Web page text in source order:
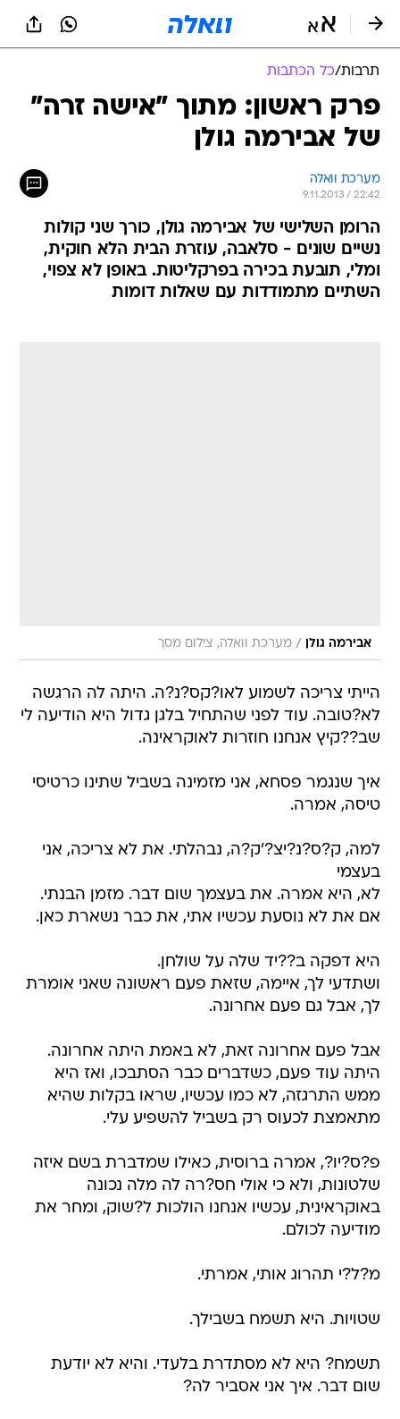
תרבות/כל הכתבות
פרק ראשון: מתוך "אישה זרה"
של אבירמה גולן
מערכת וואלה
9.11.2013 / 22:42
הרומן השלישי של אבירמה גולן, כורך שני קולות
נשיים שונים - סלאבה, עוזרת הבית הלא חוקית,
ומלי, תובעת בכירה בפרקליטות. באופן לא צפוי,
השתיים מתמודדות עם שאלות דומות
אבירמה גולן / מערכת וואלה, צילום מסך
הייתי צריכה לשמוע לאו?קס?נ?ה. היתה לה הרגשה
לא?טובה. עוד לפני שהתחיל בלגן גדול היא הודיעה לי
שב??קיץ אנחנו חוזרות לאוקראינה.
איך שנגמר פסחא, אני מזמינה בשביל שתינו כרטיסי
טיסה, אמרה.
למה, ק?ס?נ?יצ?'ק?ה, נבהלתי. את לא צריכה, אני
בעצמי 
לא, היא אמרה. את בעצמך שום דבר. מזמן הבנתי.
אם את לא נוסעת עכשיו אתי, את כבר נשארת כאן.
היא דפקה ב??יד שלה על שולחן.
ושתדעי לך, איימה, שזאת פעם ראשונה שאני אומרת
לך, אבל גם פעם אחרונה.
אבל פעם אחרונה זאת, לא באמת היתה אחרונה.
היתה עוד פעם, כשדברים כבר הסתבכו, ואז היא
ממש התרגזה, לא כמו עכשיו, שראו בקלות שהיא
מתאמצת לכעוס רק בשביל להשפיע עלי.
פ?ס?יו?, אמרה ברוסית, כאילו שמדברת בשם איזה
שלטונות, ולא כי אולי חס?רה לה מלה נכונה
באוקראינית, עכשיו אנחנו הולכות ל?שוק, ומחר את
מודיעה לכולם.
מ?ל?י תהרוג אותי, אמרתי.
שטויות. היא תשמח בשבילך.
תשמח? היא לא מסתדרת בלעדי. והיא לא יודעת
שום דבר. איך אני אסביר לה?